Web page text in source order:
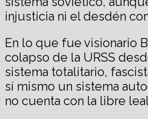
injusticia ni el desdén
En lo que fue visionario
colapso de la URSS
sistema totalitario,
sí mismo un sistema
no cuenta con la libre